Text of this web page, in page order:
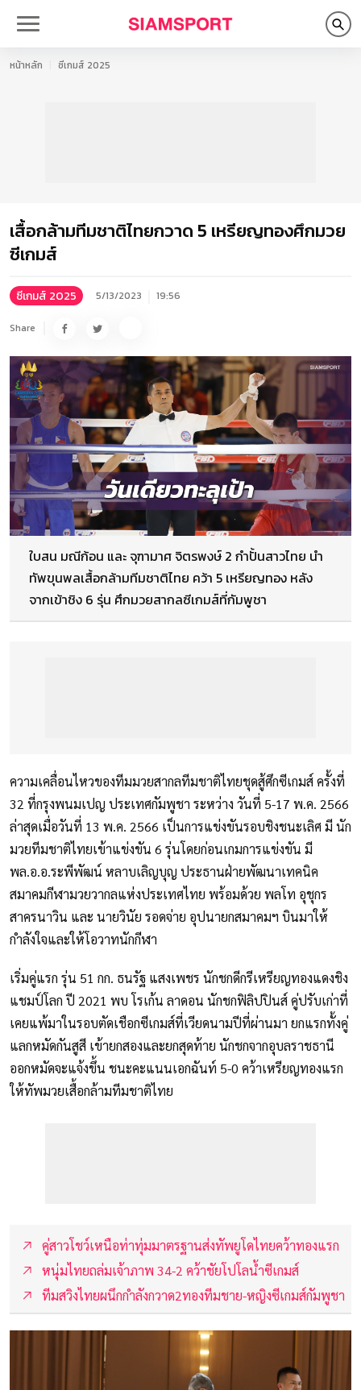
หน้าหลัก ซีเกมส์ 2025
เสื้อกล้ามทีมชาติไทยกวาด 5 เหรียญทองศึกมวย
ซีเกมส์
ซีเกมส์ 2025 5/13/2023 19:56
Share
ใบสน มณีก้อน และ จุฑามาศ จิตรพงษ์ 2 กำปั้นสาวไทย นำ
ทัพขุนพลเสื้อกล้ามทีมชาติไทย คว้า 5 เหรียญทอง หลัง
จากเข้าชิง 6 รุ่น ศึกมวยสากลซีเกมส์ที่กัมพูชา
ความเคลื่อนไหวของทีมมวยสากลทีมชาติไทยชุดสู้ศึกซีเกมส์ ครั้งที่
32 ที่กรุงพนมเปญ ประเทศกัมพูชา ระหว่าง วันที่ 5-17 พ.ค. 2566
ล่าสุดเมื่อวันที่ 13 พ.ค. 2566 เป็นการแข่งขันรอบชิงชนะเลิศ มี นัก
มวยทีมชาติไทยเข้าแข่งขัน 6 รุ่นโดยก่อนเกมการแข่งขัน มี
พล.อ.อ.ระพีพัฒน์ หลาบเลิญบุญ ประธานฝ่ายพัฒนาเทคนิค
สมาคมกีฬามวยวากลแห่งประเทศไทย พร้อมด้วย พลโท อุชุกร
สาครนาวิน และ นายวินัย รอดจ่าย อุปนายกสมาคมฯ บินมาให้
กำลังใจและให้โอวาทนักกีฬา
เริ่มคู่แรก รุ่น 51 กก. ธนรัฐ แสงเพชร นักชกดีกรีเหรียญทองแดงชิง
แชมป์โลก ปี 2021 พบ โรเก้น ลาดอน นักชกฟิลิปปินส์ คู่ปรับเก่าที่
เคยแพ้มาในรอบตัดเชือกซีเกมส์ที่เวียดนามปีที่ผ่านมา ยกแรกทั้งคู่
แลกหมัดกันสูสี เข้ายกสองและยกสุดท้าย นักชกจากอุบลราชธานี
ออกหมัดจะแจ้งขึ้น ชนะคะแนนเอกฉันท์ 5-0 คว้าเหรียญทองแรก
ให้ทัพมวยเสื้อกล้ามทีมชาติไทย
คู่สาวโชว์เหนือท่าทุ่มมาตรฐานส่งทัพยูโดไทยคว้าทองแรก
หนุ่มไทยถล่มเจ้าภาพ 34-2 คว้าชัยโปโลน้ำซีเกมส์
ทีมสวิงไทยผนึกกำลังกวาด2ทองทีมชาย-หญิงซีเกมส์กัมพูชา